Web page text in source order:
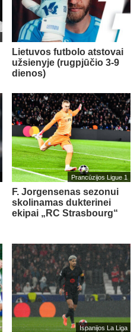
Lietuvos futbolo atstovai
užsienyje (rugpjūčio 3-9
dienos)
Prancūzijos Ligue 1
F. Jorgensenas sezonui
skolinamas dukterinei
ekipai „RC Strasbourg“
Ispanijos La Liga